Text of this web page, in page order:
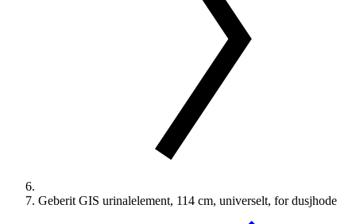
Geberit GIS urinalelement, 114 cm, universelt, for dusjhode